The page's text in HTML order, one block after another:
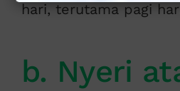
hari, terutama pagi
b. Nyeri